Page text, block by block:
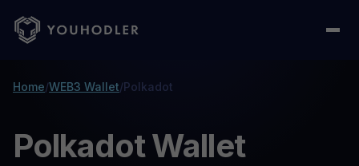
Home/WEB3 Wallet/Polkadot
Polkadot Wallet